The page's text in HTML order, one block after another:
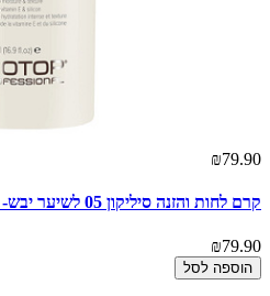
₪79.90
קרם לחות והזנה סיליקון 05 לשיער יבש- BIOTOP SILK
₪79.90
הוספה לסל